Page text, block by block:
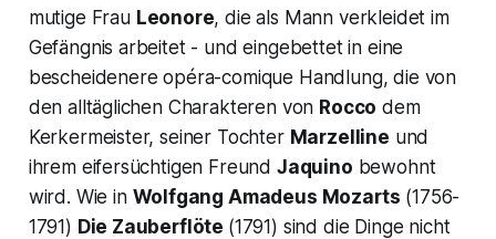
mutige Frau Leonore, die als Mann verkleidet im
Gefängnis arbeitet - und eingebettet in eine
bescheidenereopéra-comique Handlung, die von
den alltäglichen Charakteren von Rocco dem
Kerkermeister, seiner Tochter Marzelline und
ihrem eifersüchtigen Freund Jaquino bewohnt
wird. Wie in Wolfgang Amadeus Mozarts (1756-
1791) Die Zauberflöte (1791) sind die Dinge nicht